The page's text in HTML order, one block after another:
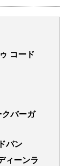
コード
バーガ
バン
ィーンラ